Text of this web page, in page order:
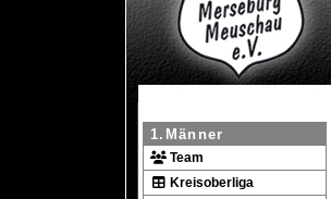
1.Männer
Team
Kreisoberliga